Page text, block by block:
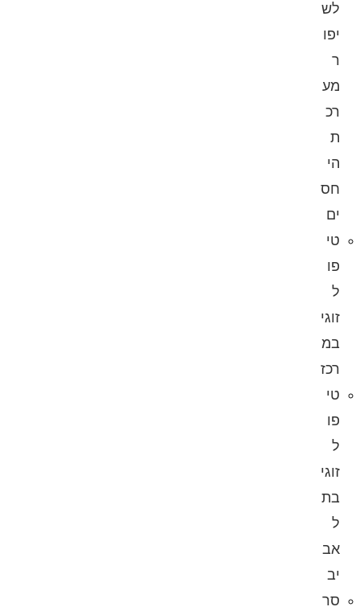
לש
יפו
ר
מע
רכ
ת
הי
חס
ים
טי
פו
ל
זוגי
במ
רכז
טי
פו
ל
זוגי
בת
ל
אב
יב
סר